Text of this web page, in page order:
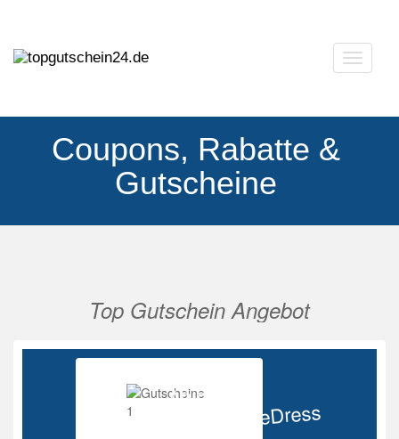
Coupons, Rabatte &
Gutscheine
Top Gutschein Angebot
Ab 85%
BabyOnlineDress
Vorherige